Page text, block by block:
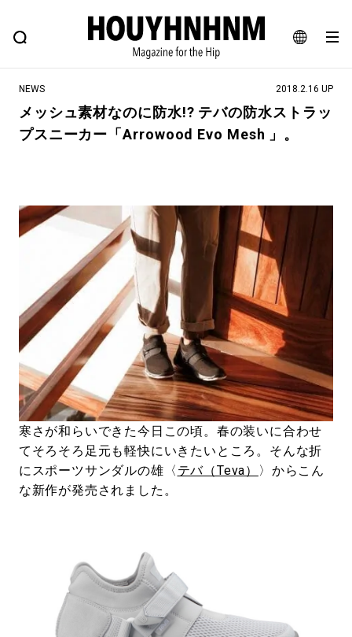
JA
EN
FEATURE BLOG SNAP
ヒップなファッション、カルチャー、ライフスタイルWEBマガジン
#NEW VINTAGE #マイナーグッド図鑑
#路地裏てぃーん。 #MONTHLY JOURNAL
#GH 銘品の所以 #フイナムのYouTube
#Commune H #FOCUS IT #AH.H
#ととけん #FASHION #MUSIC #MOVIE
#LIFESTYLE #SNEAKER #OUTDOOR
#SPORTS #HANDSOME HANDBOOK
NEWS 2018.2.16 UP
メッシュ素材なのに防水!? テバの防水ストラッ
プスニーカー「Arrowood Evo Mesh 」。
寒さが和らいできた今日この頃。春の装いに合わせ
てそろそろ足元も軽快にいきたいところ。そんな折
にスポーツサンダルの雄〈 テバ（Teva）
〉からこん
な新作が発売されました。